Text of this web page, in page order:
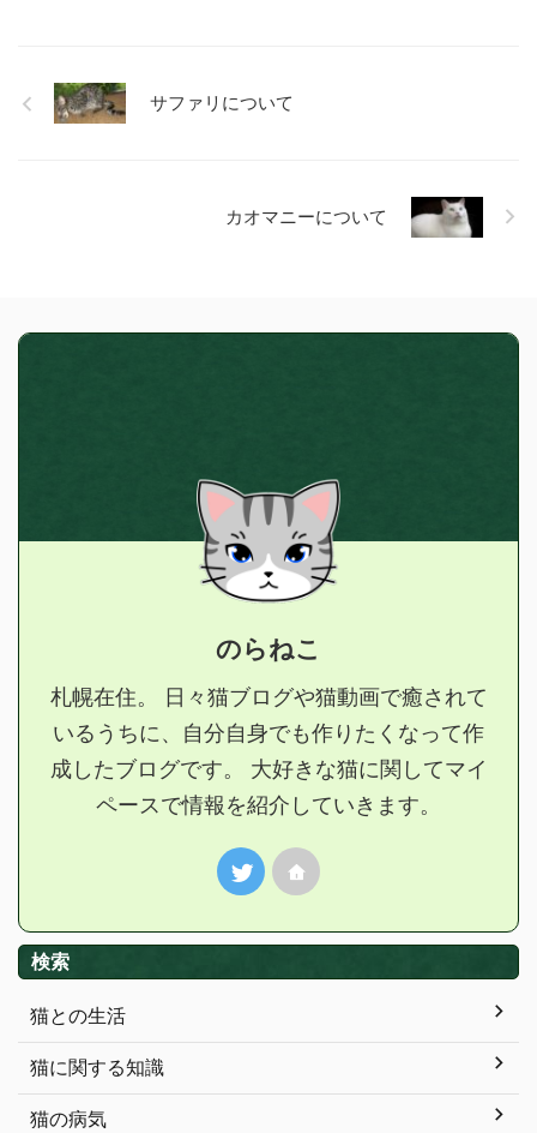
サファリについて
カオマニーについて
のらねこ
札幌在住。 日々猫ブログや猫動画で癒されて
いるうちに、自分自身でも作りたくなって作
成したブログです。 大好きな猫に関してマイ
ペースで情報を紹介していきます。
検索
猫との生活
猫に関する知識
猫の病気